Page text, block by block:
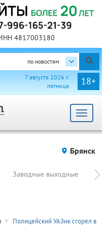
4817003180
по новостям
18+
7 августа 2026 г.
пятница
Toggle
Брянск
Заводные выходные
Полицейский УАЗик сгорел в